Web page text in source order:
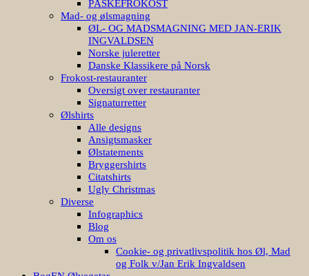
PÅSKEFROKOST
Mad- og ølsmagning
ØL- OG MADSMAGNING MED JAN-ERIK
INGVALDSEN
Norske juleretter
Danske Klassikere på Norsk
Frokost-restauranter
Oversigt over restauranter
Signaturretter
Ølshirts
Alle designs
Ansigtsmasker
Ølstatements
Bryggershirts
Citatshirts
Ugly Christmas
Diverse
Infographics
Blog
Om os
Cookie- og privatlivspolitik hos Øl, Mad
og Folk v/Jan Erik Ingvaldsen